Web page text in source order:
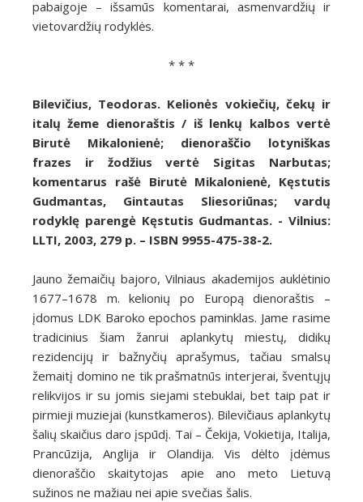
pabaigoje – išsamūs komentarai, asmenvardžių ir
vietovardžių rodyklės.
* * *
Bilevičius, Teodoras. Kelionės vokiečių, čekų ir
italų žeme dienoraštis / iš lenkų kalbos vertė
Birutė Mikalonienė; dienoraščio lotyniškas
frazes ir žodžius vertė Sigitas Narbutas;
komentarus rašė Birutė Mikalonienė, Kęstutis
Gudmantas, Gintautas Sliesoriūnas; vardų
rodyklę parengė Kęstutis Gudmantas. - Vilnius:
LLTI, 2003, 279 p. – ISBN 9955-475-38-2.
Jauno žemaičių bajoro, Vilniaus akademijos auklėtinio
1677–1678 m. kelionių po Europą dienoraštis –
įdomus LDK Baroko epochos paminklas. Jame rasime
tradicinius šiam žanrui aplankytų miestų, didikų
rezidencijų ir bažnyčių aprašymus, tačiau smalsų
žemaitį domino ne tik prašmatnūs interjerai, šventųjų
relikvijos ir su jomis siejami stebuklai, bet taip pat ir
pirmieji muziejai (kunstkameros). Bilevičiaus aplankytų
šalių skaičius daro įspūdį. Tai – Čekija, Vokietija, Italija,
Prancūzija, Anglija ir Olandija. Vis dėlto įdėmus
dienoraščio skaitytojas apie ano meto Lietuvą
sužinos ne mažiau nei apie svečias šalis.